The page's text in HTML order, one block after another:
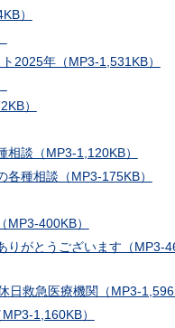
）
2025年（MP3-1,531KB）
）
談（MP3-1,120KB）
種相談（MP3-175KB）
400KB）
りがとうございます（MP3-
日救急医療機関（MP3-
1,160KB）